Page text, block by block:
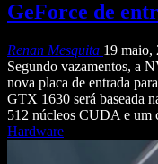
GeForce de
Renan Mesquita 19 maio,
Segundo vazamentos, a
nova placa de entrada
GTX 1630 será baseada
512 núcleos CUDA e um
Hardware